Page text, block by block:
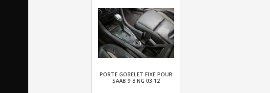
PORTE GOBELET FIXE POUR
SAAB 9-3 NG 03-12